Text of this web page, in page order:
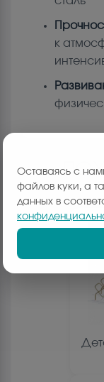
к
Оставаясь с
файлов куки, а
данных в